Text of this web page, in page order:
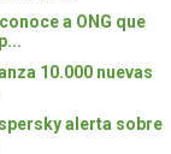
a ONG que
10.000 nuevas
alerta sobre